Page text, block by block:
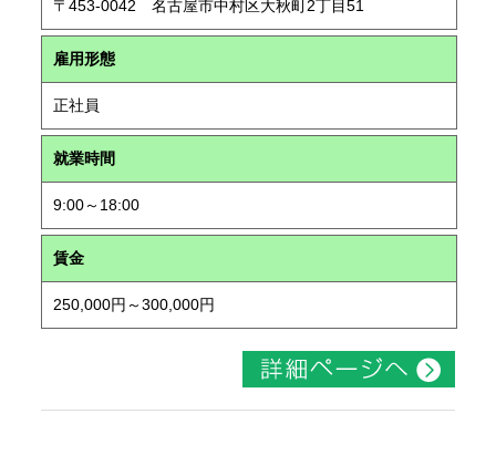
〒453-0042 名古屋市中村区大秋町2丁目51
雇用形態
正社員
就業時間
9:00～18:00
賃金
250,000円～300,000円